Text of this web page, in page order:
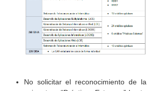
No solicitar el reconocimiento de la